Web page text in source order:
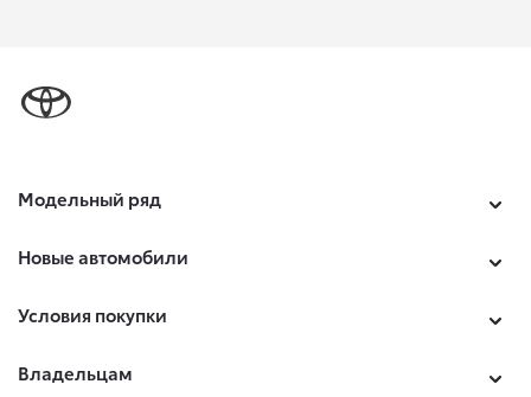
Модельный ряд
Новые автомобили
Условия покупки
Владельцам